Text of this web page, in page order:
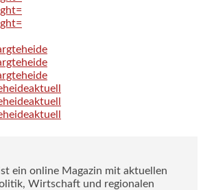
ein online Magazin mit aktuellen
Wirtschaft und regionalen